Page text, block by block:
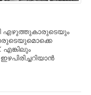
എഴുത്തുകാരുടെയും
എങ്കിലും